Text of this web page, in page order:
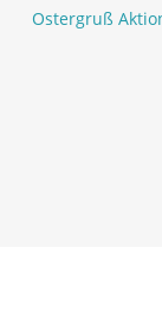
Ostergruß